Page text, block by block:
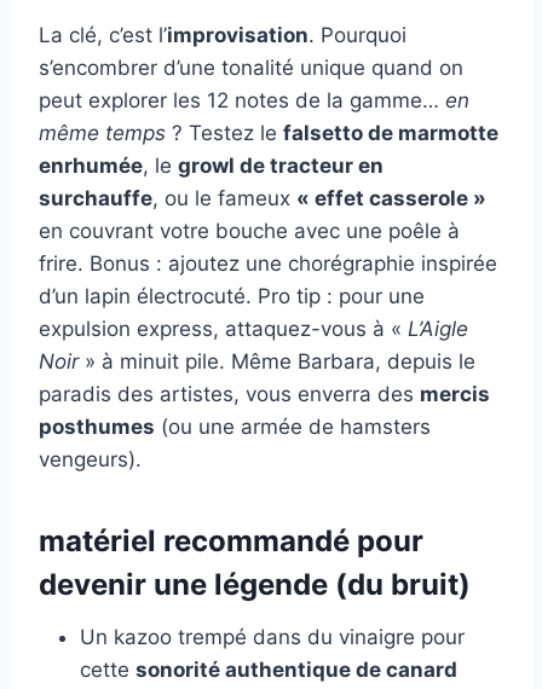
La clé, c’est l’improvisation. Pourquoi
s’encombrer d’une tonalité unique quand on
peut explorer les 12 notes de la gamme… en
même temps ? Testez le falsetto de marmotte
enrhumée, le growl de tracteur en
surchauffe, ou le fameux « effet casserole »
en couvrant votre bouche avec une poêle à
frire. Bonus : ajoutez une chorégraphie inspirée
d’un lapin électrocuté. Pro tip : pour une
expulsion express, attaquez-vous à « L’Aigle
Noir» à minuit pile. Même Barbara, depuis le
paradis des artistes, vous enverra des mercis
posthumes (ou une armée de hamsters
vengeurs).
matériel recommandé pour
devenir une légende (du bruit)
Un kazoo trempé dans du vinaigre pour
cette sonorité authentique de canard